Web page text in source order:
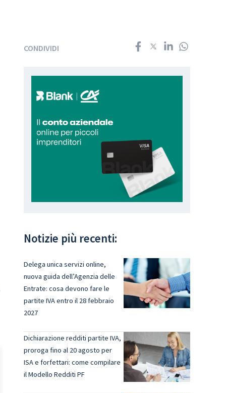
CONDIVIDI
Notizie più recenti:
Delega unica servizi online,
nuova guida dell’Agenzia delle
Entrate: cosa devono fare le
partite IVA entro il 28 febbraio
2027
Dichiarazione redditi partite IVA,
proroga fino al 20 agosto per
ISA e forfettari: come compilare
il Modello Redditi PF